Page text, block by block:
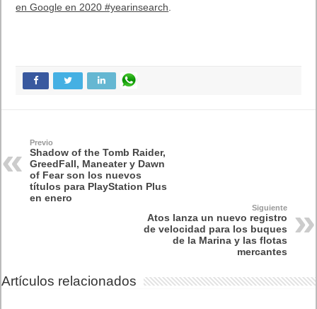
en Google en 2020 #yearinsearch
Previo
Shadow of the Tomb Raider,
GreedFall, Maneater y Dawn
of Fear son los nuevos
títulos para PlayStation Plus
en enero
Siguiente
Atos lanza un nuevo registro
de velocidad para los buques
de la Marina y las flotas
mercantes
Artículos relacionados